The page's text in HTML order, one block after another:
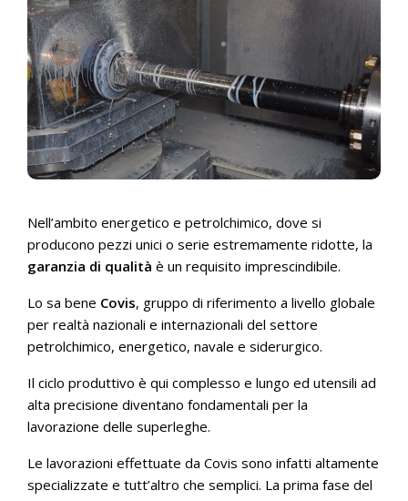
Nell’ambito energetico e petrolchimico, dove si
producono pezzi unici o serie estremamente ridotte, la
garanzia di qualità è un requisito imprescindibile.
Lo sa bene Covis, gruppo di riferimento a livello globale
per realtà nazionali e internazionali del settore
petrolchimico, energetico, navale e siderurgico.
Il ciclo produttivo è qui complesso e lungo ed utensili ad
alta precisione diventano fondamentali per la
lavorazione delle superleghe.
Le lavorazioni effettuate da Covis sono infatti altamente
specializzate e tutt’altro che semplici. La prima fase del